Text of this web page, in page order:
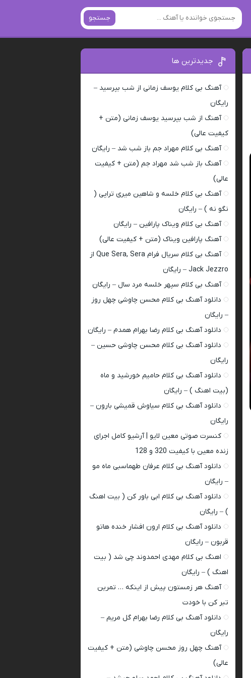
جستجو
جدیدترین ها
آهنگ بی کلام یوسف زمانی از شب بپرسید –
رایگان
آهنگ از شب بپرسید یوسف زمانی (متن +
کیفیت عالی)
آهنگ بی کلام مهراد جم باز شب شد – رایگان
آهنگ باز شب شد مهراد جم (متن + کیفیت
عالی)
آهنگ بی کلام خلسه و شاهین میری تراپی (
نگو نه ) – رایگان
آهنگ بی کلام ویناک پارافین – رایگان
آهنگ پارافین ویناک (متن + کیفیت عالی)
آهنگ بی کلام سریال فرام Que Sera, Sera از
Jack Jezzro – رایگان
آهنگ بی کلام سپهر خلسه مرد سال – رایگان
دانلود آهنگ بی کلام محسن چاوشی چهل روز
– رایگان
دانلود آهنگ بی کلام رضا بهرام همدم – رایگان
دانلود آهنگ بی کلام محسن چاوشی حسین –
رایگان
دانلود آهنگ بی کلام حامیم خورشید و ماه
(بیت اهنگ ) – رایگان
دانلود آهنگ بی کلام سیاوش قمیشی بارون –
رایگان
کنسرت صوتی معین لایو | آرشیو کامل اجرای
زنده معین با کیفیت 320 و 128
دانلود آهنگ بی کلام عرفان طهماسبی ماه مو
– رایگان
دانلود آهنگ بی کلام ابی باور کن ( بیت اهنگ
) – رایگان
دانلود آهنگ بی کلام ارون افشار خنده هاتو
قربون – رایگان
اهنگ بی کلام مهدی احمدوند چی شد ( بیت
اهنگ ) – رایگان
آهنگ هر زمستون پیش از اینکه … تمرین
تبر کن با خودت
دانلود آهنگ بی کلام رضا بهرام گل مریم –
رایگان
آهنگ چهل روز محسن چاوشی (متن + کیفیت
عالی)